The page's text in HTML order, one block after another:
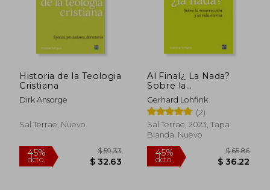
$ 32.55
Historia de la Teologia
Cristiana
Dirk Ansorge
Sal Terrae, Nuevo
Al Final¿ La Nada?
Sobre la
Resurreccion y la Vida
Eterna
Gerhard Lohfink
(2)
Sal Terrae, 2023, Tapa
Blanda, Nuevo